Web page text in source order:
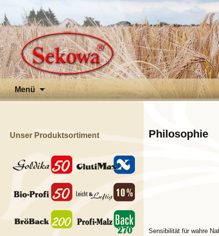
Menü
Zum
Inhalt
Philosophie
Sensibilität für wahre
Unser Produktsortiment